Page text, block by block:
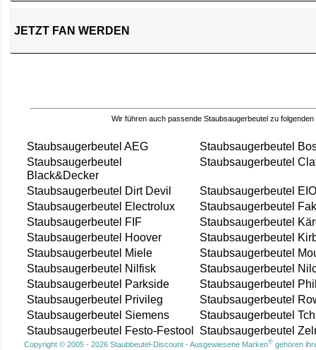
JETZT FAN WERDEN
Wir führen auch passende Staubsaugerbeutel zu folgenden
Staubsaugerbeutel AEG
Staubsaugerbeutel
Staubsaugerbeutel
Black&Decker
Staubsaugerbeutel
Staubsaugerbeutel Dirt Devil
Staubsaugerbeutel
Staubsaugerbeutel Electrolux
Staubsaugerbeutel
Staubsaugerbeutel FIF
Staubsaugerbeutel
Staubsaugerbeutel Hoover
Staubsaugerbeutel
Staubsaugerbeutel Miele
Staubsaugerbeutel
Staubsaugerbeutel Nilfisk
Staubsaugerbeutel
Staubsaugerbeutel Parkside
Staubsaugerbeutel
Staubsaugerbeutel Privileg
Staubsaugerbeutel
Staubsaugerbeutel Siemens
Staubsaugerbeutel
Staubsaugerbeutel Festo-Festool
Staubsaugerbeutel
Copyright © 2005 - 2026 Staubbeutel-Discount - Ausgewiesene Marken®gehören